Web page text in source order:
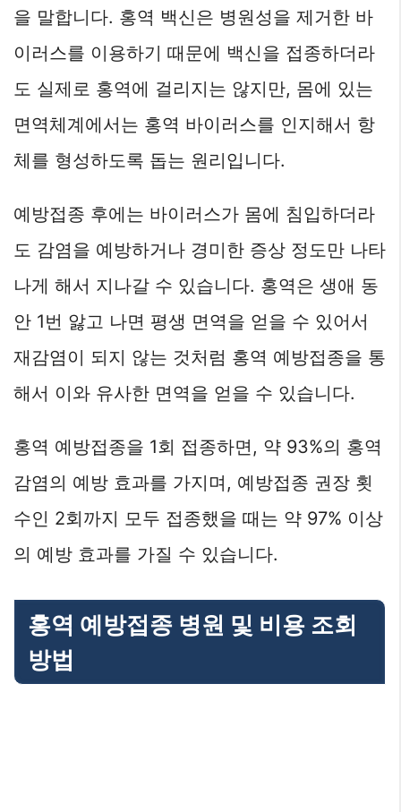
을 말합니다. 홍역 백신은 병원성을 제거한 바
이러스를 이용하기 때문에 백신을 접종하더라
도 실제로 홍역에 걸리지는 않지만, 몸에 있는
면역체계에서는 홍역 바이러스를 인지해서 항
체를 형성하도록 돕는 원리입니다.
예방접종 후에는 바이러스가 몸에 침입하더라
도 감염을 예방하거나 경미한 증상 정도만 나타
나게 해서 지나갈 수 있습니다. 홍역은 생애 동
안 1번 앓고 나면 평생 면역을 얻을 수 있어서
재감염이 되지 않는 것처럼 홍역 예방접종을 통
해서 이와 유사한 면역을 얻을 수 있습니다.
홍역 예방접종을 1회 접종하면, 약 93%의 홍역
감염의 예방 효과를 가지며, 예방접종 권장 횟
수인 2회까지 모두 접종했을 때는 약 97% 이상
의 예방 효과를 가질 수 있습니다.
홍역 예방접종 병원 및 비용 조회
방법